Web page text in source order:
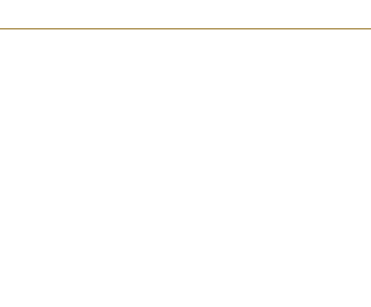
Une belle occasion de profiter d’un